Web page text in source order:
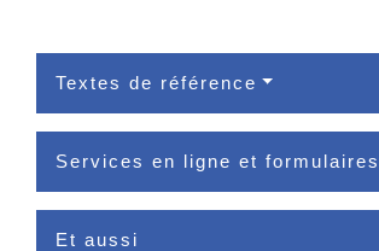
Textes de référence
Services en ligne et formulaires
Et aussi